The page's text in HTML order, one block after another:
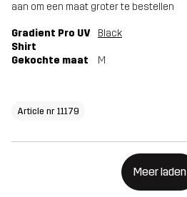
aan om een maat groter te bestellen
Gradient Pro UV
Shirt
Black
Gekochte maat M
Article nr 11179
Meer laden